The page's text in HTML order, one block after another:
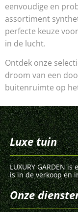
eenvoudige en
assortiment
perfecte keuze
in de lucht.
Ontdek onze
droom van een
buitenruimte op
Luxe tuin
LUXURY GARDEN
is in de verkoop en
Onze